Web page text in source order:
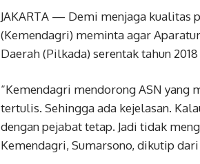
JAKARTA — Demi menjaga kualitas
(Kemendagri) meminta agar
Daerah (Pilkada) serentak tahun
“Kemendagri mendorong ASN yang
tertulis. Sehingga ada kejelasan.
dengan pejabat tetap. Jadi tidak
Kemendagri, Sumarsono, dikutip